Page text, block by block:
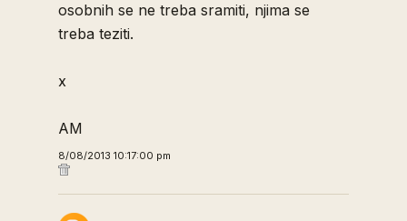
osobnih se ne treba sramiti, njima se
treba teziti.
x
AM
8/08/2013 10:17:00 pm